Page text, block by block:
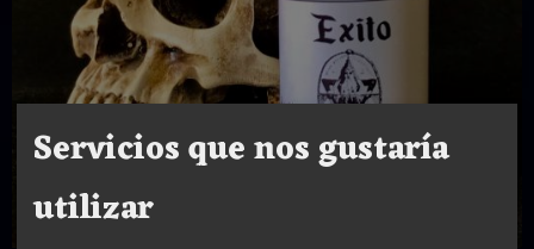
Servicios que nos gustaría
utilizar